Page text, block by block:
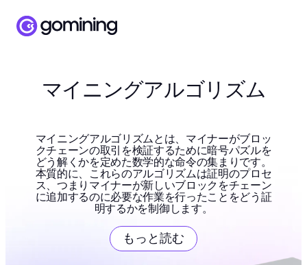
マイニングアルゴリズム
マイニングアルゴリズムとは、マイナーがブロッ
クチェーンの取引を検証するために暗号パズルを
どう解くかを定めた数学的な命令の集まりです。
本質的に、これらのアルゴリズムは証明のプロセ
ス、つまりマイナーが新しいブロックをチェーン
に追加するのに必要な作業を行ったことをどう証
明するかを制御します。
もっと読む